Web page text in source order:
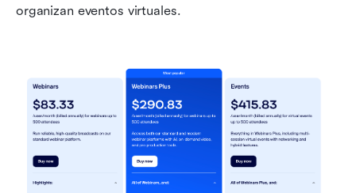
organizan eventos virtuales.